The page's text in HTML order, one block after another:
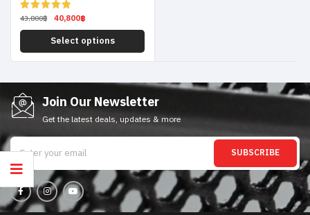
Rated 5.00
43,800฿ 40,800฿
Select options
Join Our Newsletter
Get the latest deals, updates & more
SUBSCRIBE